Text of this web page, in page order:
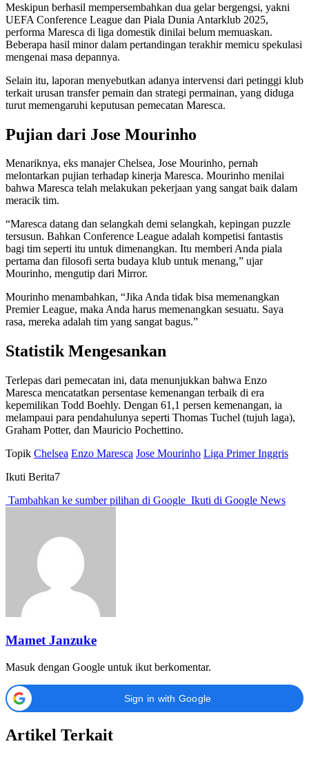
Meskipun berhasil mempersembahkan dua gelar bergengsi, yakni
UEFA Conference League dan Piala Dunia Antarklub 2025,
performa Maresca di liga domestik dinilai belum memuaskan.
Beberapa hasil minor dalam pertandingan terakhir memicu spekulasi
mengenai masa depannya.
Selain itu, laporan menyebutkan adanya intervensi dari petinggi klub
terkait urusan transfer pemain dan strategi permainan, yang diduga
turut memengaruhi keputusan pemecatan Maresca.
Pujian dari Jose Mourinho
Menariknya, eks manajer Chelsea, Jose Mourinho, pernah
melontarkan pujian terhadap kinerja Maresca. Mourinho menilai
bahwa Maresca telah melakukan pekerjaan yang sangat baik dalam
meracik tim.
“Maresca datang dan selangkah demi selangkah, kepingan puzzle
tersusun. Bahkan Conference League adalah kompetisi fantastis
bagi tim seperti itu untuk dimenangkan. Itu memberi Anda piala
pertama dan filosofi serta budaya klub untuk menang,” ujar
Mourinho, mengutip dari Mirror.
Mourinho menambahkan, “Jika Anda tidak bisa memenangkan
Premier League, maka Anda harus memenangkan sesuatu. Saya
rasa, mereka adalah tim yang sangat bagus.”
Statistik Mengesankan
Terlepas dari pemecatan ini, data menunjukkan bahwa Enzo
Maresca mencatatkan persentase kemenangan terbaik di era
kepemilikan Todd Boehly. Dengan 61,1 persen kemenangan, ia
melampaui para pendahulunya seperti Thomas Tuchel (tujuh laga),
Graham Potter, dan Mauricio Pochettino.
Topik Chelsea Enzo Maresca Jose Mourinho Liga Primer Inggris
Ikuti Berita7
Tambahkan ke sumber pilihan di Google Ikuti di Google News
Mamet Janzuke
Masuk dengan Google untuk ikut berkomentar.
Sign in with Google
Artikel Terkait